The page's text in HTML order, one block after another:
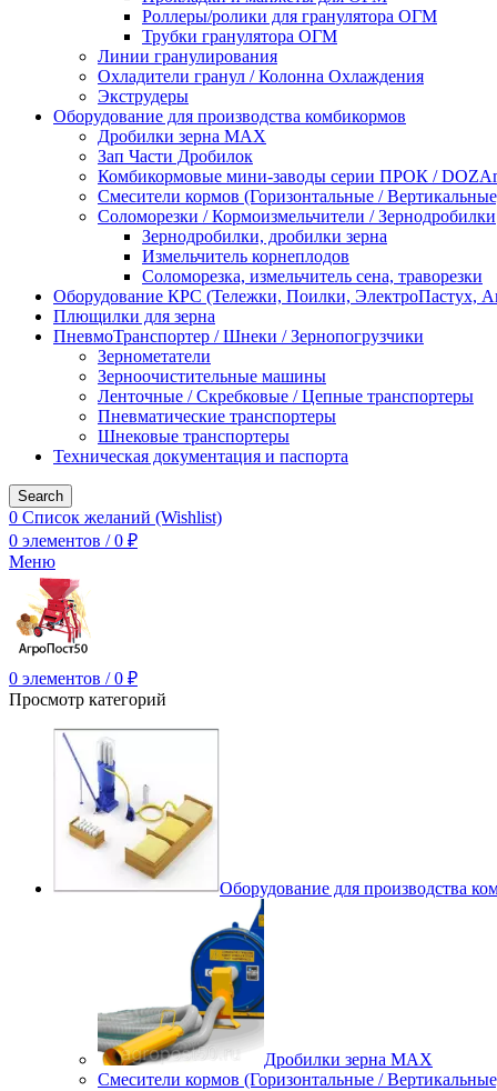
Роллеры/ролики для гранулятора ОГМ
Трубки гранулятора ОГМ
Линии гранулирования
Охладители гранул / Колонна Охлаждения
Экструдеры
Оборудование для производства комбикормов
Дробилки зерна МАХ
Зап Части Дробилок
Комбикормовые мини-заводы серии ПРОК /
Смесители кормов (Горизонтальные /
Соломорезки / Кормоизмельчители / Зернодробилки
Зернодробилки, дробилки зерна
Измельчитель корнеплодов
Соломорезка, измельчитель сена, траворезки
Оборудование КРС (Тележки, Поилки, ЭлектроПастух,
Плющилки для зерна
ПневмоТранспортер / Шнеки / Зернопогрузчики
Зернометатели
Зерноочистительные машины
Ленточные / Скребковые / Цепные транспортеры
Пневматические транспортеры
Шнековые транспортеры
Техническая документация и паспорта
Search
0 Список желаний (Wishlist)
0 элементов / 0 ₽
Меню
0 элементов / 0 ₽
Просмотр категорий
Оборудование для производства
Дробилки зерна МАХ
Смесители кормов (Горизонтальные /